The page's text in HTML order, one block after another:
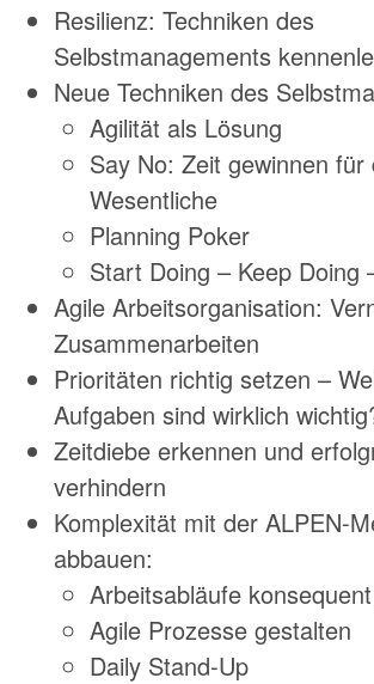
Resilienz: Techniken des
Selbstmanagements
Neue Techniken des
Agilität als Lösung
Say No: Zeit gewinnen für
Wesentliche
Planning Poker
Start Doing – Keep Doing
Agile Arbeitsorganisation:
Zusammenarbeiten
Prioritäten richtig setzen –
Aufgaben sind wirklich
Zeitdiebe erkennen und
verhindern
Komplexität mit der ALPEN-
abbauen:
Arbeitsabläufe
Agile Prozesse gestalten
Daily Stand-Up